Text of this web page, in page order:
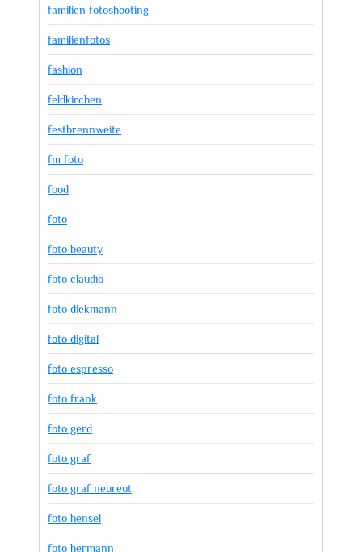
familien fotoshooting
familienfotos
fashion
feldkirchen
festbrennweite
fm foto
food
foto
foto beauty
foto claudio
foto diekmann
foto digital
foto espresso
foto frank
foto gerd
foto graf
foto graf neureut
foto hensel
foto hermann